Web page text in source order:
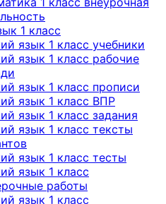
1 класс
язык 1 класс учебники
язык 1 класс рабочие
язык 1 класс прописи
язык 1 класс ВПР
язык 1 класс задания
язык 1 класс тексты
язык 1 класс тесты
язык 1 класс
работы
язык 1 класс